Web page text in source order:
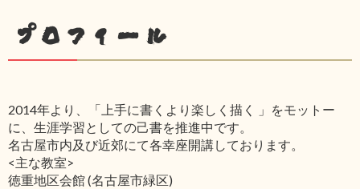
プロフィール
2014年より、「上手に書くより楽しく描く 」をモットー
に、生涯学習としての己書を推進中です。
名古屋市内及び近郊にて各幸座開講しております。
<主な教室>
徳重地区会館 (名古屋市緑区)